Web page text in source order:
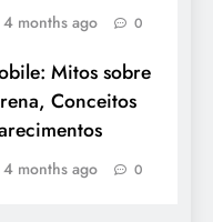
4 months ago 0
Mitos sobre
Conceitos
4 months ago 0